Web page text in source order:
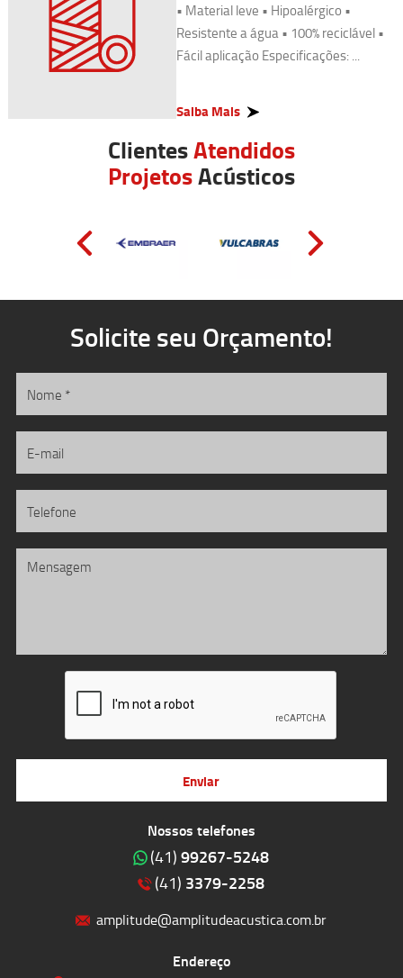
• Material leve • Hipoalérgico •
Resistente a água • 100% reciclável •
Fácil aplicação Especificações: ...
Saiba Mais
ClientesAtendidos
ProjetosAcústicos
Nossos telefones
(41) 99267-5248
(41) 3379-2258
amplitude@amplitudeacustica.com.br
Endereço
Solicite seu Orçamento!
Enviar